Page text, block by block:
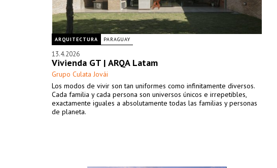
ARQUITECTURA PARAGUAY
13.4.2026
Vivienda GT | ARQA Latam
Grupo Culata Jovái
Los modos de vivir son tan uniformes como infinitamente diversos.
Cada familia y cada persona son universos únicos e irrepetibles,
exactamente iguales a absolutamente todas las familias y personas
de planeta.